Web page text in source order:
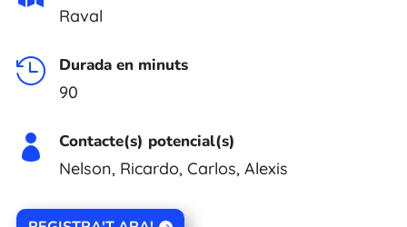
Raval

Durada en minuts
90

Contacte(s) potencial(s)
Nelson, Ricardo, Carlos, Alexis